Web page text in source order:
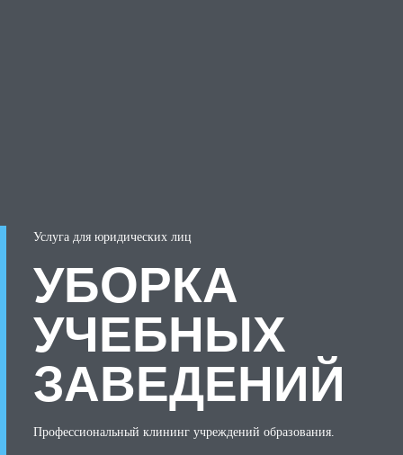
Услуга для юридических лиц
УБОРКА
УЧЕБНЫХ
ЗАВЕДЕНИЙ
Профессиональный клининг учреждений образования.